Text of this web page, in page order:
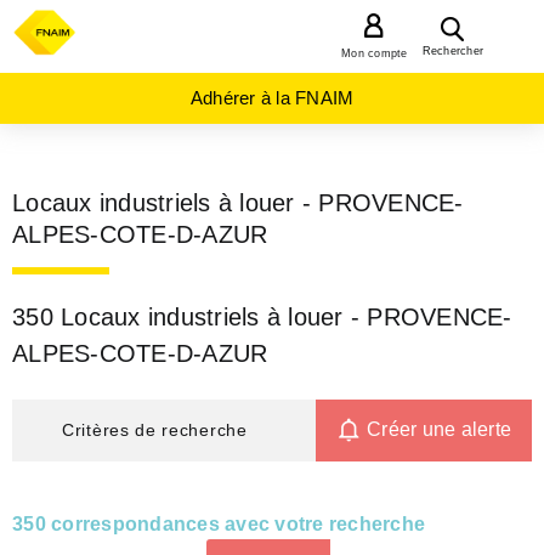
Rechercher
Mon compte
Adhérer à la FNAIM
Locaux industriels à louer - PROVENCE-
ALPES-COTE-D-AZUR
350 Locaux industriels à louer - PROVENCE-
ALPES-COTE-D-AZUR
Critères de recherche Créer une alerte
350 correspondances avec votre recherche